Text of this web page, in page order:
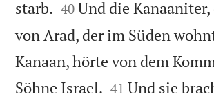
starb. 

40 Und die
von Arad, der im Süden
Kanaan, hörte von dem
Söhne Israel. 

41 Und sie